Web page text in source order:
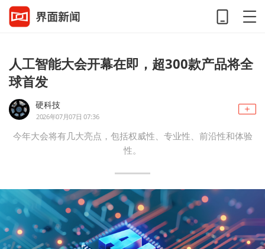
人工智能大会开幕在即，超300款产品将全
球首发
硬科技
2026年07月07日 07:36
今年大会将有几大亮点，包括权威性、专业性、前沿性和体验
性。